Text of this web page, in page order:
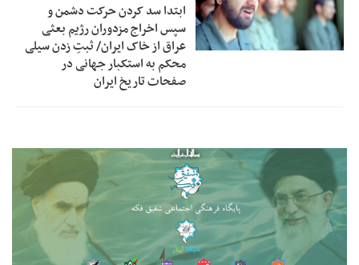
ابتدا سد کردن حرکت دشمن و
سپس اخراج مزدوران رژیم بعثی
عراق از خاک ایران/ ثبتِ زدن سیلی
محکم به استکبار جهانی در
صفحات تاریخ ایران